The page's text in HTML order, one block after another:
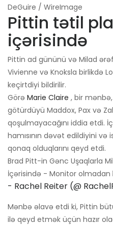
DeGuire / WireImage
Pittin tətil
içərisində
Pittin ad gününü və Milad
Vivienne və Knoksla birlikdə
keçirtdiyi bildirilir.
Görə Marie Claire , bir
götürdüyü Maddox, Pax və
qoşulmayacağını iddia etdi.
hamısının dəvət edildiyini
qonaq olduqlarını qeyd etdi.
Brad Pitt-in Gənc Uşaqlarla
İçərisində - Monitor olmadan
- Rachel Reiter (@
Mənbə əlavə etdi ki, Pittin
ilə qeyd etmək üçün hazır